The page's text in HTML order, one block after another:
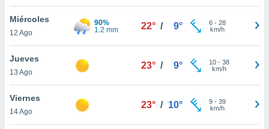
cookies
aceptar
Miércoles
12 Ago
90%
1.2 mm
22° / 9° 6- 28
km/h
Jueves
13 Ago
23° / 9° 10- 38
km/h
Viernes
14 Ago
23° / 10° 9- 39
km/h